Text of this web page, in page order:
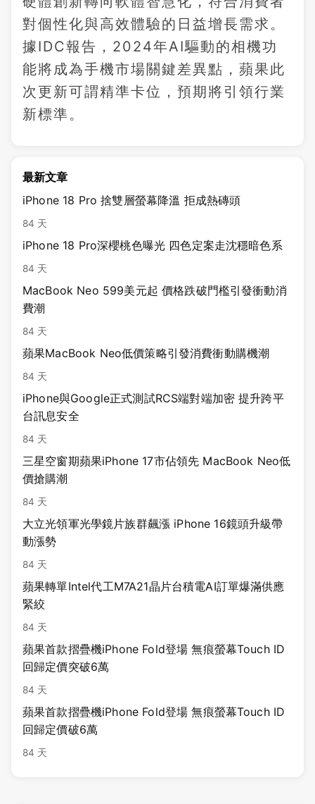
對個性化與高效體驗的日益增長需求。
據IDC報告，2024年AI驅動的相機功
能將成為手機市場關鍵差異點，蘋果此
次更新可謂精準卡位，預期將引領行業
新標準。
最新文章
iPhone 18 Pro 捨雙層螢幕降溫 拒成熱磚頭
84 天
iPhone 18 Pro深櫻桃色曝光 四色定案走沈穩暗色系
84 天
MacBook Neo 599美元起 價格跌破門檻引發衝動消
費潮
84 天
蘋果MacBook Neo低價策略引發消費衝動購機潮
84 天
iPhone與Google正式測試RCS端對端加密 提升跨平
台訊息安全
84 天
三星空窗期蘋果iPhone 17市佔領先 MacBook Neo低
價搶購潮
84 天
大立光領軍光學鏡片族群飆漲 iPhone 16鏡頭升級帶
動漲勢
84 天
蘋果轉單Intel代工M7A21晶片台積電AI訂單爆滿供應
緊絞
84 天
蘋果首款摺疊機iPhone Fold登場 無痕螢幕Touch ID
回歸定價突破6萬
84 天
蘋果首款摺疊機iPhone Fold登場 無痕螢幕Touch ID
回歸定價破6萬
84 天